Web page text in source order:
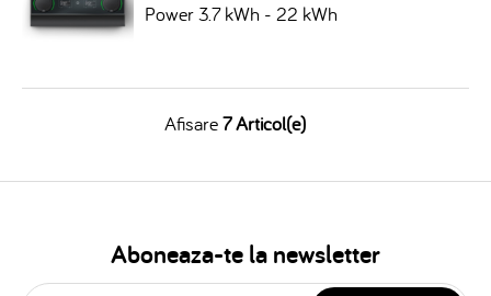
Power 3.7 kWh - 22 kWh
Afisare7 Articol(e)
Aboneaza-te la newsletter